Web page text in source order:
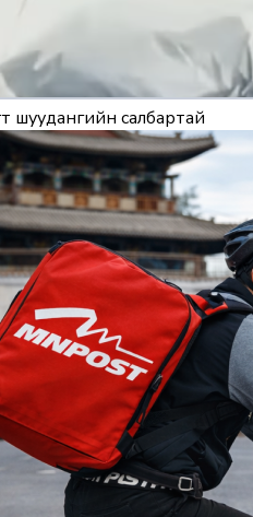
шуудангийн салбартай